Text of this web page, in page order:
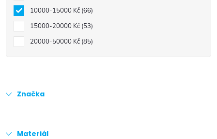
10000-15000 Kč 66
15000-20000 Kč 53
20000-50000 Kč 85
Značka
Materiál